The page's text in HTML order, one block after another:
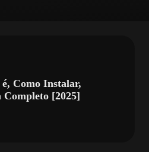
Como Instalar,
Completo [2025]